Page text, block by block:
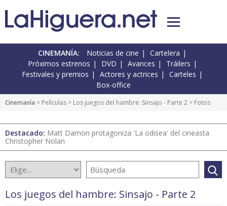
CINEMANÍA: Noticias de cine
Cartelera
Próximos estrenos
DVD Avances
Tráilers
Festivales y premios
Actores y actrices
Carteles
Box-office
Cinemanía > Películas > Los juegos del hambre: Sinsajo - Parte 2 > Fotos
Destacado: Matt Damon protagoniza 'La odisea' del cineasta
Christopher Nolan
Los juegos del hambre: Sinsajo - Parte 2